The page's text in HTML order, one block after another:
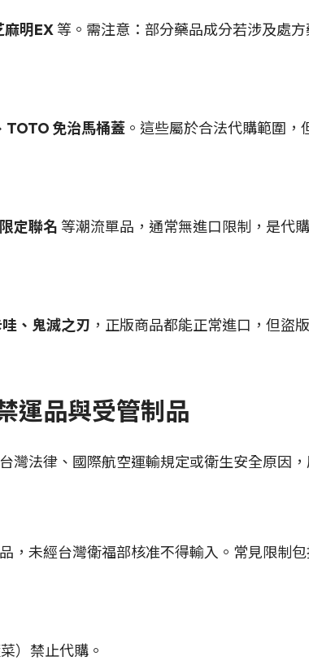
麻明EX 等。需注意：部分藥品成分若涉及處方
免治馬桶蓋 。這些屬於合法代購範圍，
定聯名 等潮流單品，通常無進口限制，是代
、鬼滅之刃 ，正版商品都能正常進口，但盜
運品與受管制品
灣法律、國際航空運輸規定或衛生安全原因
，未經台灣衛福部核准不得輸入。常見限制
）禁止代購。